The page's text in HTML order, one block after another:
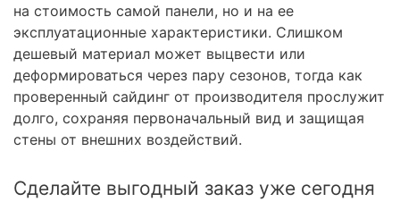
на стоимость самой панели, но и на ее
эксплуатационные характеристики. Слишком
дешевый материал может выцвести или
деформироваться через пару сезонов, тогда как
проверенный сайдинг от производителя прослужит
долго, сохраняя первоначальный вид и защищая
стены от внешних воздействий.
Сделайте выгодный заказ уже сегодня